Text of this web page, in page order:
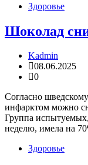
Здоровье
Шоколад
Kadmin
08.06.2025
0
Согласно
инфарктом можно
Группа
неделю, имела на
Здоровье